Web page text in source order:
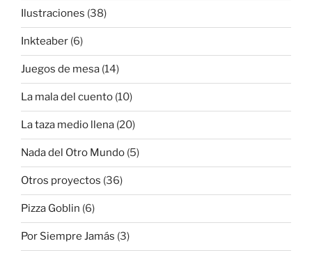
Ilustraciones (38)
Inkteaber (6)
Juegos de mesa (14)
La mala del cuento (10)
La taza medio llena (20)
Nada del Otro Mundo (5)
Otros proyectos (36)
Pizza Goblin (6)
Por Siempre Jamás (3)